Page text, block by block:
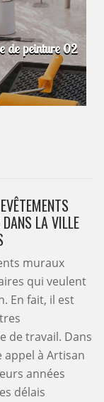
de peinture 02
LA VILLE
muraux
qui veulent
En fait, il est
de travail. Dans
appel à Artisan
années
délais